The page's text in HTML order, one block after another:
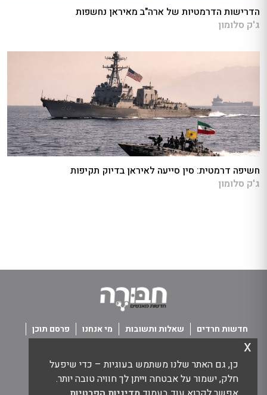
כן, גם האתר שלנו משתמש בעוגיות – כדי שיפעל
חלק, ישמור על אבטחה וייתן לך חוויה טובה יותר.
x
הדרישות הדרמטיות של ארה"ב מאיראן נחשפות
ג'ק סלומון
חשיפה דרמטית: סין סייעה לאיראן בדיוק תקיפות
ג'ק סלומון
חדשות חרדים שאלות ותשובות מי אנחנו
פרסם תוכן
כל הזכויות שמורות חבורה - חדשות מאנשים